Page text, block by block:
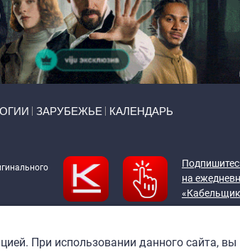
ЗАРУБЕЖЬЕ КАЛЕНДАРЬ
на
При использовании данного сайта, вы